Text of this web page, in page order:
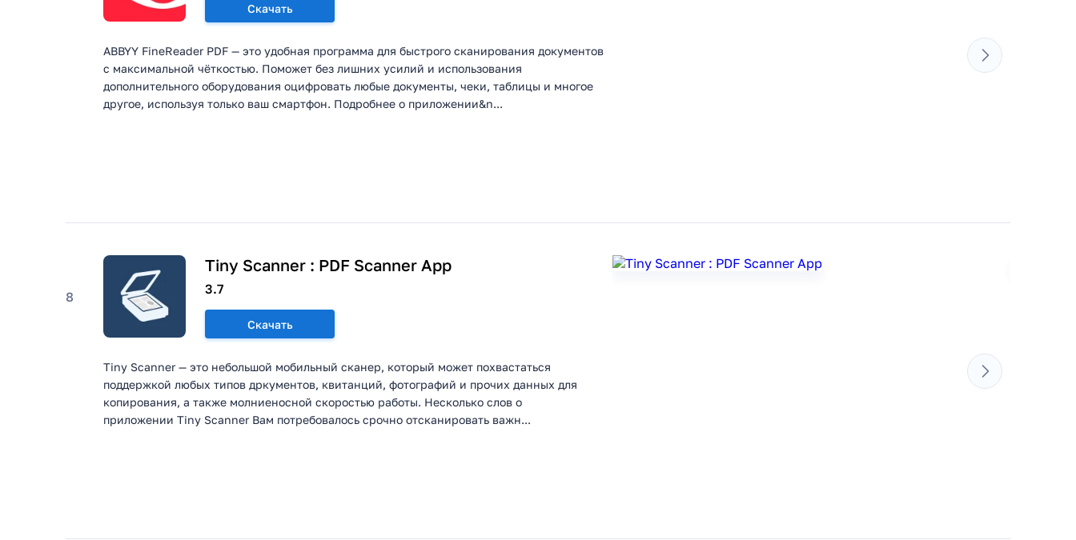
Скачать
ABBYY FineReader PDF — это удобная программа для быстрого сканирования документов
с максимальной чёткостью. Поможет без лишних усилий и использования
дополнительного оборудования оцифровать любые документы, чеки, таблицы и многое
другое, используя только ваш смартфон. Подробнее о приложении&n...
8
Tiny Scanner : PDF Scanner App
3.7
Скачать
Tiny Scanner — это небольшой мобильный сканер, который может похвастаться
поддержкой любых типов дркументов, квитанций, фотографий и прочих данных для
копирования, а также молниеносной скоростью работы. Несколько слов о
приложении Tiny Scanner Вам потребовалось срочно отсканировать важн...